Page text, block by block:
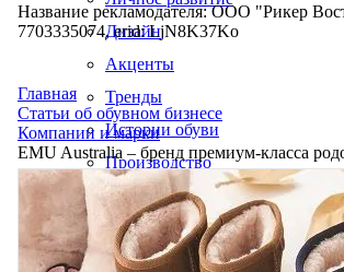
Дизайн
Акценты
Тренды
Истории обуви
Производство
Название рекламодателя: ООО "Рикер
7703335074, erid: LjN8K37Ko
Главная
Статьи об обувном бизнесе
Компании и марки
EMU Australia – бренд премиум-класса